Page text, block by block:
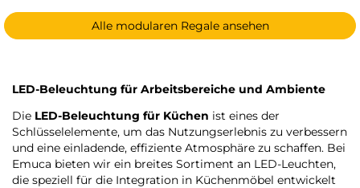
Alle modularen Regale ansehen
LED-Beleuchtung für Arbeitsbereiche und Ambiente
Die LED-Beleuchtung für Küchen ist eines der
Schlüsselelemente, um das Nutzungserlebnis zu verbessern
und eine einladende, effiziente Atmosphäre zu schaffen. Bei
Emuca bieten wir ein breites Sortiment an LED-Leuchten,
die speziell für die Integration in Küchenmöbel entwickelt